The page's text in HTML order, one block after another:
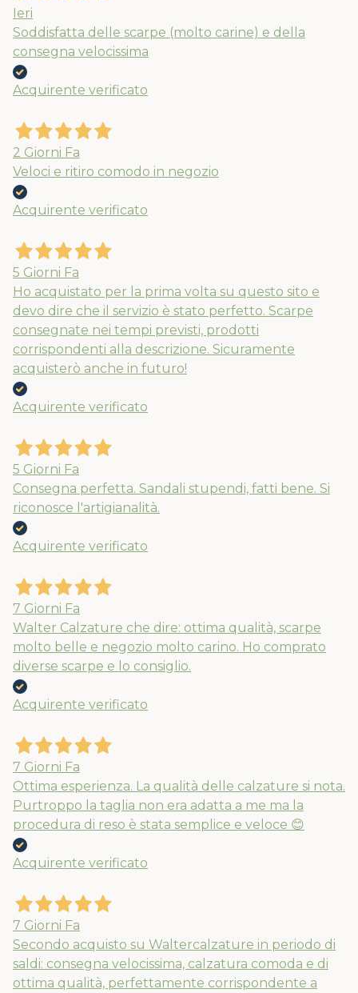
Ieri
Soddisfatta delle scarpe (molto carine) e della
consegna velocissima
Acquirente verificato
2 Giorni Fa
Veloci e ritiro comodo in negozio
Acquirente verificato
5 Giorni Fa
Ho acquistato per la prima volta su questo sito e
devo dire che il servizio è stato perfetto. Scarpe
consegnate nei tempi previsti, prodotti
corrispondenti alla descrizione. Sicuramente
acquisterò anche in futuro!
Acquirente verificato
5 Giorni Fa
Consegna perfetta. Sandali stupendi, fatti bene. Si
riconosce l'artigianalità.
Acquirente verificato
7 Giorni Fa
Walter Calzature che dire: ottima qualità, scarpe
molto belle e negozio molto carino. Ho comprato
diverse scarpe e lo consiglio.
Acquirente verificato
7 Giorni Fa
Ottima esperienza. La qualità delle calzature si nota.
Purtroppo la taglia non era adatta a me ma la
procedura di reso è stata semplice e veloce 😊
Acquirente verificato
7 Giorni Fa
Secondo acquisto su Waltercalzature in periodo di
saldi: consegna velocissima, calzatura comoda e di
ottima qualità, perfettamente corrispondente a